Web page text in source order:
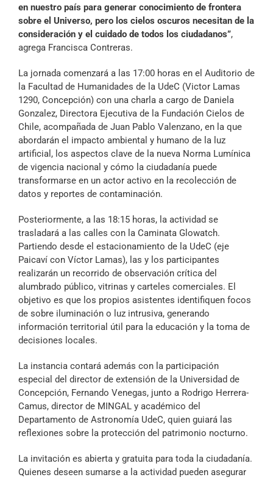
en nuestro país para generar conocimiento de frontera
sobre el Universo, pero los cielos oscuros necesitan de la
consideración y el cuidado de todos los ciudadanos”,
agrega Francisca Contreras.
La jornada comenzará a las 17:00 horas en el Auditorio de
la Facultad de Humanidades de la UdeC (Victor Lamas
1290, Concepción) con una charla a cargo de Daniela
Gonzalez, Directora Ejecutiva de la Fundación Cielos de
Chile, acompañada de Juan Pablo Valenzano, en la que
abordarán el impacto ambiental y humano de la luz
artificial, los aspectos clave de la nueva Norma Lumínica
de vigencia nacional y cómo la ciudadanía puede
transformarse en un actor activo en la recolección de
datos y reportes de contaminación.
Posteriormente, a las 18:15 horas, la actividad se
trasladará a las calles con la Caminata Glowatch.
Partiendo desde el estacionamiento de la UdeC (eje
Paicaví con Víctor Lamas), las y los participantes
realizarán un recorrido de observación crítica del
alumbrado público, vitrinas y carteles comerciales. El
objetivo es que los propios asistentes identifiquen focos
de sobre iluminación o luz intrusiva, generando
información territorial útil para la educación y la toma de
decisiones locales.
La instancia contará además con la participación
especial del director de extensión de la Universidad de
Concepción, Fernando Venegas, junto a Rodrigo Herrera-
Camus, director de MINGAL y académico del
Departamento de Astronomía UdeC, quien guiará las
reflexiones sobre la protección del patrimonio nocturno.
La invitación es abierta y gratuita para toda la ciudadanía.
Quienes deseen sumarse a la actividad pueden asegurar